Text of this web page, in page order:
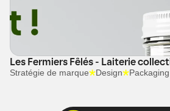
Les Fermiers Fêlés - Laiterie
Stratégie de marque Design Packaging